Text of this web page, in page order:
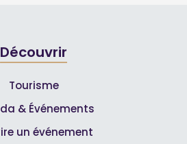
Découvrir
Tourisme
& Événements
un événement